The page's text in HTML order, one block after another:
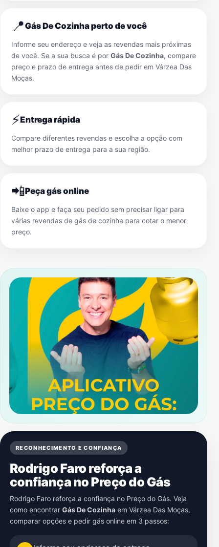
📍Gás De Cozinha perto de você
Informe seu endereço e veja as revendas mais próximas
de você. Se a sua busca é por Gás De Cozinha, compare
preço e prazo de entrega antes de pedir em Várzea Das
Moças.
⚡Entrega rápida
Compare diferentes revendas e escolha a opção com
melhor prazo de entrega para a sua região.
📲Peça gás online
Baixe o app e faça seu pedido sem precisar ligar para
várias revendas de gás de cozinha para cotar o menor
preço.
RECONHECIMENTO E CONFIANÇA
Rodrigo Faro reforça a
confiança no Preço do Gás
Rodrigo Faro reforça a confiança no Preço do Gás. Veja
como encontrar Gás De Cozinha em Várzea Das Moças,
comparar opções e pedir gás online em 3 passos: